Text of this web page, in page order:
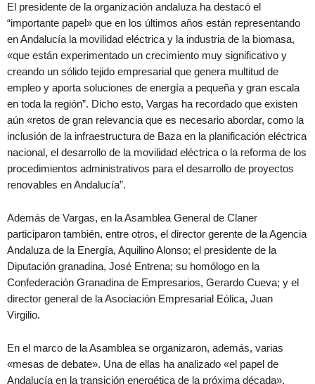
El presidente de la organización andaluza ha destacó el
“importante papel» que en los últimos años están representando
en Andalucía la movilidad eléctrica y la industria de la biomasa,
«que están experimentado un crecimiento muy significativo y
creando un sólido tejido empresarial que genera multitud de
empleo y aporta soluciones de energía a pequeña y gran escala
en toda la región”. Dicho esto, Vargas ha recordado que existen
aún «retos de gran relevancia que es necesario abordar, como la
inclusión de la infraestructura de Baza en la planificación eléctrica
nacional, el desarrollo de la movilidad eléctrica o la reforma de los
procedimientos administrativos para el desarrollo de proyectos
renovables en Andalucía”.
Además de Vargas, en la Asamblea General de Claner
participaron también, entre otros, el director gerente de la Agencia
Andaluza de la Energía, Aquilino Alonso; el presidente de la
Diputación granadina, José Entrena; su homólogo en la
Confederación Granadina de Empresarios, Gerardo Cueva; y el
director general de la Asociación Empresarial Eólica, Juan
Virgilio.
En el marco de la Asamblea se organizaron, además, varias
«mesas de debate». Una de ellas ha analizado «el papel de
Andalucía en la transición energética de la próxima década».